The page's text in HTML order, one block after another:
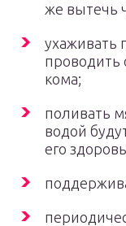
же вытечь
ухаживать
проводить
кома;
поливать
водой
его